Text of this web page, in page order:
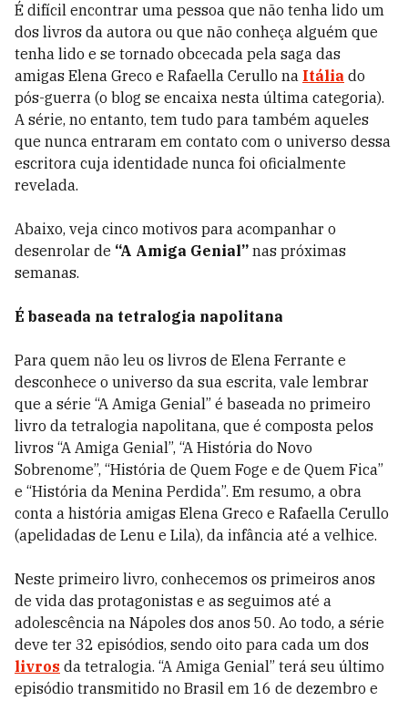
É difícil encontrar uma pessoa que não tenha lido um
dos livros da autora ou que não conheça alguém que
tenha lido e se tornado obcecada pela saga das
amigas Elena Greco e Rafaella Cerullo na Itália do
pós-guerra (o blog se encaixa nesta última categoria).
A série, no entanto, tem tudo para também aqueles
que nunca entraram em contato com o universo dessa
escritora cuja identidade nunca foi oficialmente
revelada.
Abaixo, veja cinco motivos para acompanhar o
desenrolar de “A Amiga Genial” nas próximas
semanas.
É baseada na tetralogia napolitana
Para quem não leu os livros de Elena Ferrante e
desconhece o universo da sua escrita, vale lembrar
que a série “A Amiga Genial” é baseada no primeiro
livro da tetralogia napolitana, que é composta pelos
livros “A Amiga Genial”, “A História do Novo
Sobrenome”, “História de Quem Foge e de Quem Fica”
e “História da Menina Perdida”. Em resumo, a obra
conta a história amigas Elena Greco e Rafaella Cerullo
(apelidadas de Lenu e Lila), da infância até a velhice.
Neste primeiro livro, conhecemos os primeiros anos
de vida das protagonistas e as seguimos até a
adolescência na Nápoles dos anos 50. Ao todo, a série
deve ter 32 episódios, sendo oito para cada um dos
livros da tetralogia. “A Amiga Genial” terá seu último
episódio transmitido no Brasil em 16 de dezembro e